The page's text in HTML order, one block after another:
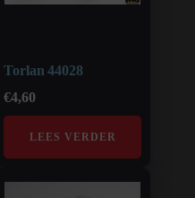
Torlan 44028
€4,60
LEES VERDER